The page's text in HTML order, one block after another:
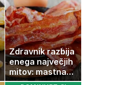
Zdravnik razbija
enega največjih
mitov: mastna
jetra ne